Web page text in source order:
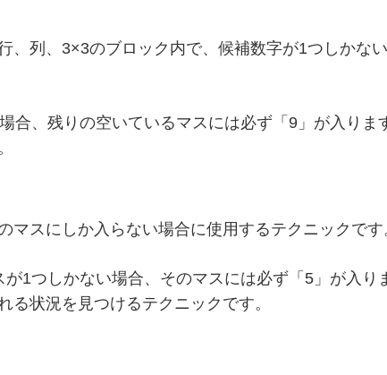
、列、3×3のブロック内で、候補数字が1つしかな
合、残りの空いているマスには必ず「9」が入りま
スにしか入らない場合に使用するテクニックです
1つしかない場合、そのマスには必ず「5」が入り
状況を見つけるテクニックです。